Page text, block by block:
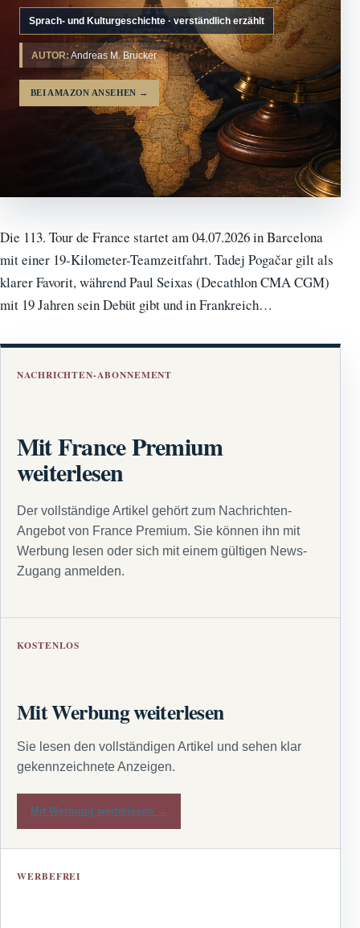
Sprach- und Kulturgeschichte · verständlich erzählt
AUTOR: Andreas M. Brucker
BEI AMAZON ANSEHEN →
Die 113. Tour de France startet am 04.07.2026 in Barcelona
mit einer 19-Kilometer-Teamzeitfahrt. Tadej Pogačar gilt als
klarer Favorit, während Paul Seixas (Decathlon CMA CGM)
mit 19 Jahren sein Debüt gibt und in Frankreich…
NACHRICHTEN-ABONNEMENT
Mit France Premium
weiterlesen
Der vollständige Artikel gehört zum Nachrichten-
Angebot von France Premium. Sie können ihn mit
Werbung lesen oder sich mit einem gültigen News-
Zugang anmelden.
KOSTENLOS
Mit Werbung weiterlesen
Sie lesen den vollständigen Artikel und sehen klar
gekennzeichnete Anzeigen.
Mit Werbung weiterlesen →
WERBEFREI